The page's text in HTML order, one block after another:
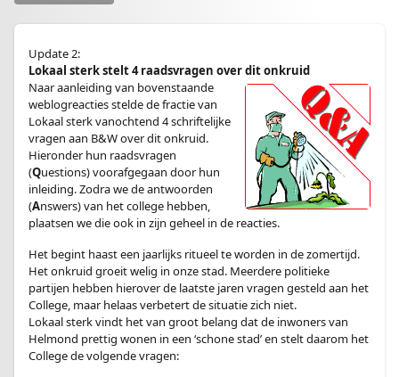
Update 2:
Lokaal sterk stelt 4 raadsvragen over dit onkruid
Naar aanleiding van bovenstaande
weblogreacties stelde de fractie van
Lokaal sterk vanochtend 4 schriftelijke
vragen aan B&W over dit onkruid.
Hieronder hun raadsvragen
(Questions) voorafgegaan door hun
inleiding. Zodra we de antwoorden
(Answers) van het college hebben,
plaatsen we die ook in zijn geheel in de reacties.
Het begint haast een jaarlijks ritueel te worden in de zomertijd.
Het onkruid groeit welig in onze stad. Meerdere politieke
partijen hebben hierover de laatste jaren vragen gesteld aan het
College, maar helaas verbetert de situatie zich niet.
Lokaal sterk vindt het van groot belang dat de inwoners van
Helmond prettig wonen in een ‘schone stad’ en stelt daarom het
College de volgende vragen: